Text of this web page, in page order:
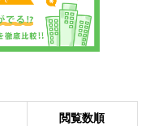
閲覧数順